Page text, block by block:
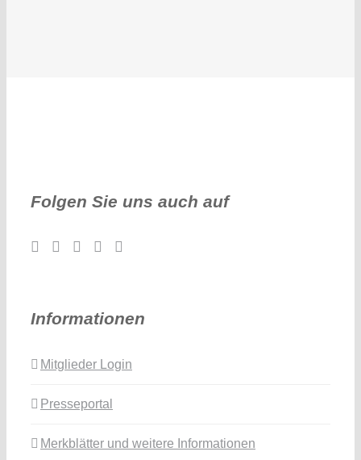
Folgen Sie uns auch auf
Informationen
Mitglieder Login
Presseportal
Merkblätter und weitere Informationen